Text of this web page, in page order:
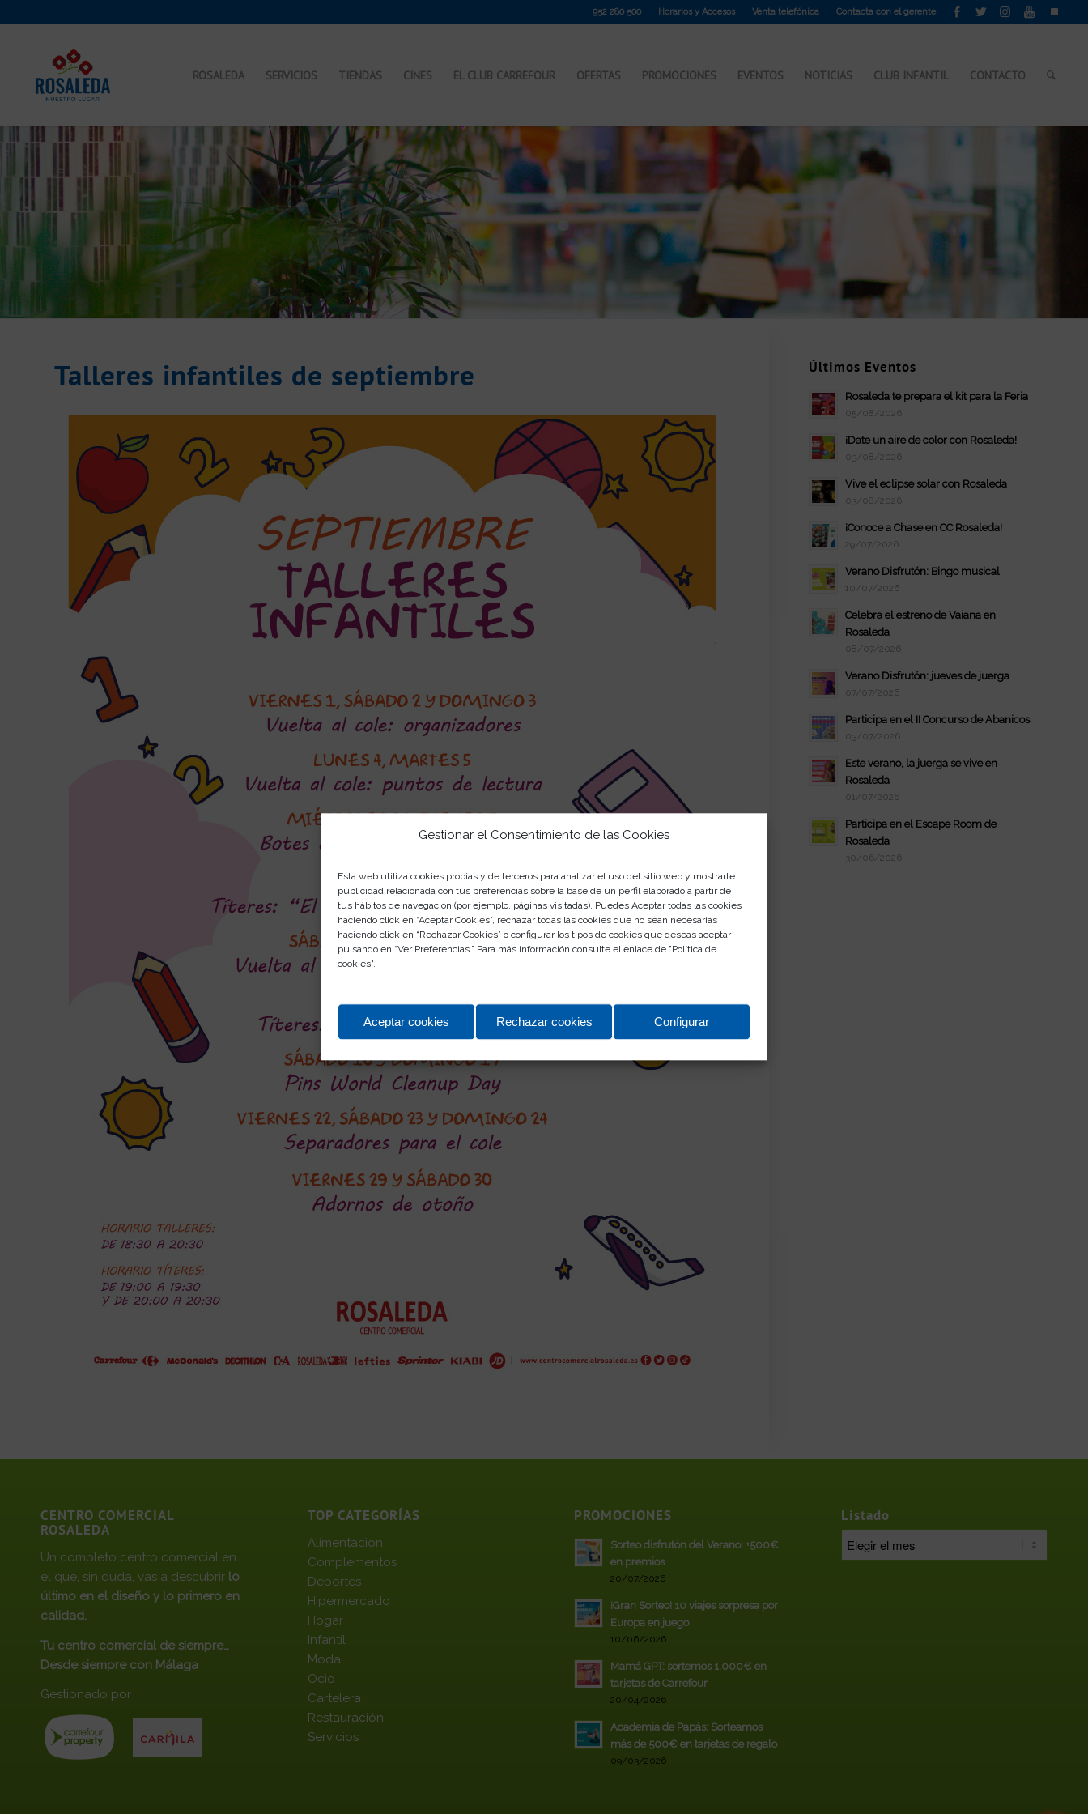
Gestionar el Consentimiento de las Cookies
Esta web utiliza cookies propias y de terceros para analizar el uso del sitio web y mostrarte
publicidad relacionada con tus preferencias sobre la base de un perfil elaborado a partir de
tus hábitos de navegación (por ejemplo, páginas visitadas). Puedes Aceptar todas las cookies
haciendo click en “Aceptar Cookies”, rechazar todas las cookies que no sean necesarias
haciendo click en “Rechazar Cookies” o configurar los tipos de cookies que deseas aceptar
pulsando en “Ver Preferencias.” Para más información consulte el enlace de "Política de
cookies".
Aceptar cookies Rechazar cookies Configurar
952 280 500 Horarios y Accesos Venta telefónica Contacta con el gerente
ROSALEDA SERVICIOS TIENDAS CINES EL CLUB CARREFOUR OFERTAS PROMOCIONES EVENTOS NOTICIAS CLUB INFANTIL CONTACTO
Talleres infantiles de septiembre Últimos Eventos
Rosaleda te prepara el kit para la Feria
05/08/2026
¡Date un aire de color con Rosaleda!
03/08/2026
Vive el eclipse solar con Rosaleda
03/08/2026
¡Conoce a Chase en CC Rosaleda!
29/07/2026
Verano Disfrutón: Bingo musical
10/07/2026
Celebra el estreno de Vaiana en
Rosaleda
08/07/2026
Verano Disfrutón: jueves de juerga
07/07/2026
Participa en el II Concurso de Abanicos
03/07/2026
Este verano, la juerga se vive en
Rosaleda
01/07/2026
Participa en el Escape Room de
Rosaleda
30/06/2026
CENTRO COMERCIAL
ROSALEDA
Un completo centro comercial en
el que, sin duda, vas a descubrir lo
último en el diseño y lo primero en
calidad.
Tu centro comercial de siempre…
Desde siempre con Málaga
Gestionado por
TOP CATEGORÍAS
Alimentación
Complementos
Deportes
Hipermercado
Hogar
Infantil
Moda
Ocio
Cartelera
Restauración
Servicios
PROMOCIONES
Sorteo disfrutón del Verano: +500€
en premios
20/07/2026
¡Gran Sorteo! 10 viajes sorpresa por
Europa en juego
10/06/2026
Mamá GPT: sortemos 1.000€ en
tarjetas de Carrefour
20/04/2026
Academia de Papás: Sorteamos
más de 500€ en tarjetas de regalo
09/03/2026
Listado